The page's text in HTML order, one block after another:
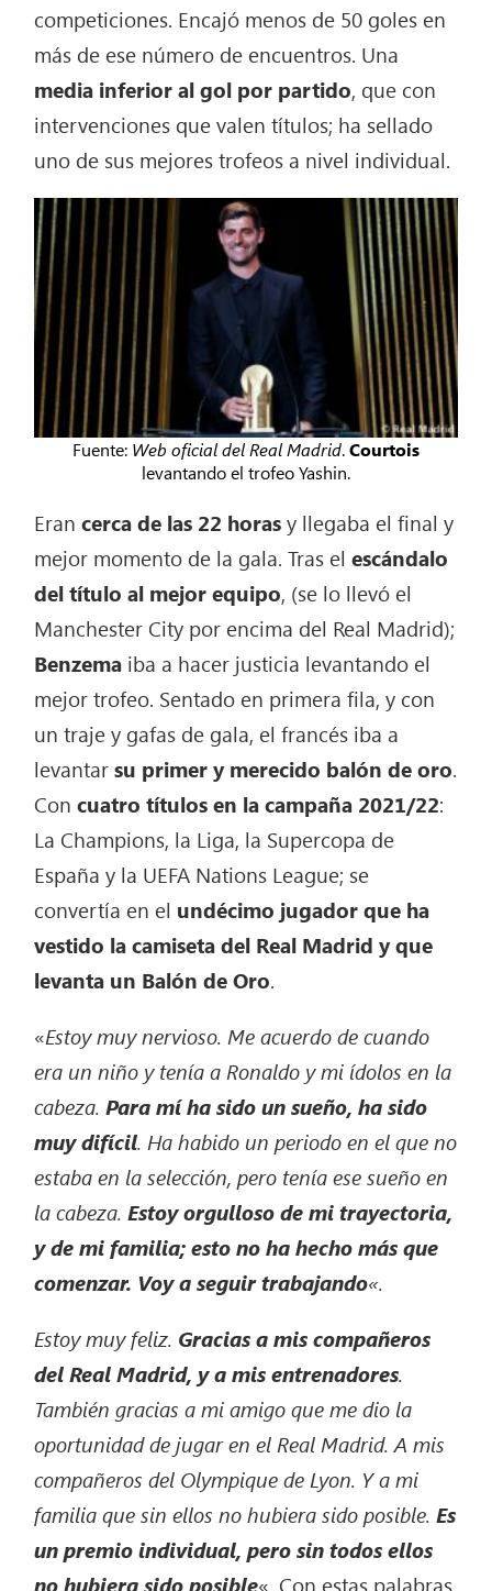
competiciones. Encajó menos de 50 goles en
más de ese número de encuentros. Una
media inferior al gol por partido, que con
intervenciones que valen títulos; ha sellado
uno de sus mejores trofeos a nivel individual.
Fuente: Web oficial del Real Madrid.Courtois
levantando el trofeo Yashin.
Eran cerca de las 22 horasy llegaba el final y
mejor momento de la gala. Tras el escándalo
del título al mejor equipo, (se lo llevó el
Manchester City por encima del Real Madrid);
Benzema iba a hacer justicia levantando el
mejor trofeo. Sentado en primera fila, y con
un traje y gafas de gala, el francés iba a
levantarsu primer y merecido balón de oro.
Concuatro títulos en la campaña 2021/22:
La Champions, la Liga, la Supercopa de
España y la UEFA Nations League; se
convertía en el undécimo jugador que ha
vestido la camiseta del Real Madrid y que
levanta un Balón de Oro.
«Estoy muy nervioso. Me acuerdo de cuando
era un niño y tenía a Ronaldo y mi ídolos en la
cabeza.Para mí ha sido un sueño, ha sido
muy difícil. Ha habido un periodo en el que no
estaba en la selección, pero tenía ese sueño en
la cabeza.Estoy orgulloso de mi trayectoria,
y de mi familia; esto no ha hecho más que
comenzar. Voy a seguir trabajando«.
Estoy muy feliz. Gracias a mis compañeros
del Real Madrid, y a mis entrenadores.
También gracias a mi amigo que me dio la
oportunidad de jugar en el Real Madrid. A mis
compañeros del Olympique de Lyon. Y a mi
familia que sin ellos no hubiera sido posible.Es
un premio individual, pero sin todos ellos
no hubiera sido posible«. Con estas palabras